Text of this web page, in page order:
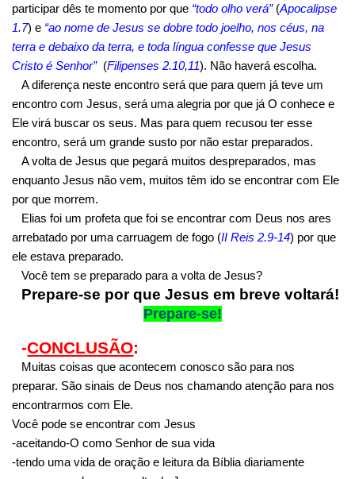
participar dês te momento por que “todo olho verá”(Apocalipse
1.7) e “ao nome de Jesus se dobre todo joelho, nos céus, na
terra e debaixo da terra, e toda língua confesse que Jesus
Cristo é Senhor” (Filipenses 2.10,11). Não haverá escolha.
A diferença neste encontro será que para quem já teve um
encontro com Jesus, será uma alegria por que já O conhece e
Ele virá buscar os seus. Mas para quem recusou ter esse
encontro, será um grande susto por não estar preparados.
A volta de Jesus que pegará muitos despreparados, mas
enquanto Jesus não vem, muitos têm ido se encontrar com Ele
por que morrem.
Elias foi um profeta que foi se encontrar com Deus nos ares
arrebatado por uma carruagem de fogo (II Reis 2.9-14) por que
ele estava preparado.
Você tem se preparado para a volta de Jesus?
Prepare-se por que Jesus em breve voltará!
Prepare-se!
-CONCLUSÃO:
Muitas coisas que acontecem conosco são para nos
preparar. São sinais de Deus nos chamando atenção para nos
encontrarmos com Ele.
Você pode se encontrar com Jesus
-aceitando-O como Senhor de sua vida
-tendo uma vida de oração e leitura da Bíblia diariamente